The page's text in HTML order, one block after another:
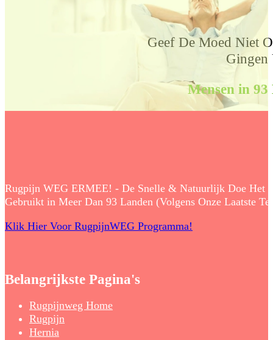
Geef De Moed Niet
Gingen
Mensen in
Rugpijn WEG ERMEE! - De Snelle & Natuurlijk Doe Het
Gebruikt in Meer Dan 93 Landen (Volgens Onze Laatste
Klik Hier Voor RugpijnWEG Programma!
Belangrijkste Pagina's
Rugpijnweg Home
Rugpijn
Hernia